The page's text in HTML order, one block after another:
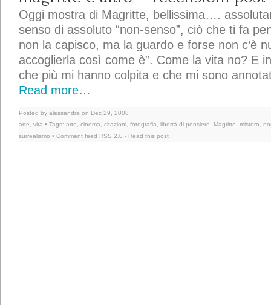
Oggi mostra di Magritte, bellissima….
senso di assoluto “non-senso”, ciò che ti fa
non la capisco, ma la guardo e forse non c’è
accoglierla così come è”. Come la vita no? E
che più mi hanno colpita e che mi sono
Read more…
Posted by alessandra on Dec 29, 2008
arte
vita • Tags: arte cinema citazioni fotografia libertà di pensiero Magritte mistero
surrealismo • Comment feed RSS 2.0 - Read this post